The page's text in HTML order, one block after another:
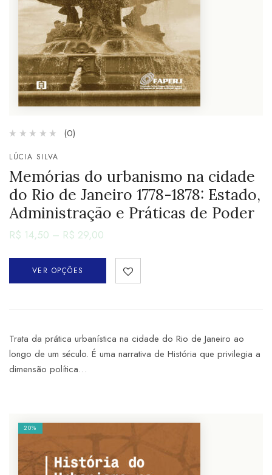
(0)
LÚCIA SILVA
Memórias do urbanismo na cidade
do Rio de Janeiro 1778-1878: Estado,
Administração e Práticas de Poder
R$ 14,50 – R$ 29,00
VER OPÇÕES
Trata da prática urbanística na cidade do Rio de Janeiro ao
longo de um século. É uma narrativa de História que privilegia a
dimensão política…
20%